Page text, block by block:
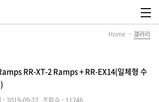
열
Home 갤러리
RR-XT-2 Ramps + RR-EX14(일체형 수
: 2019-09-22 조회수 : 11246